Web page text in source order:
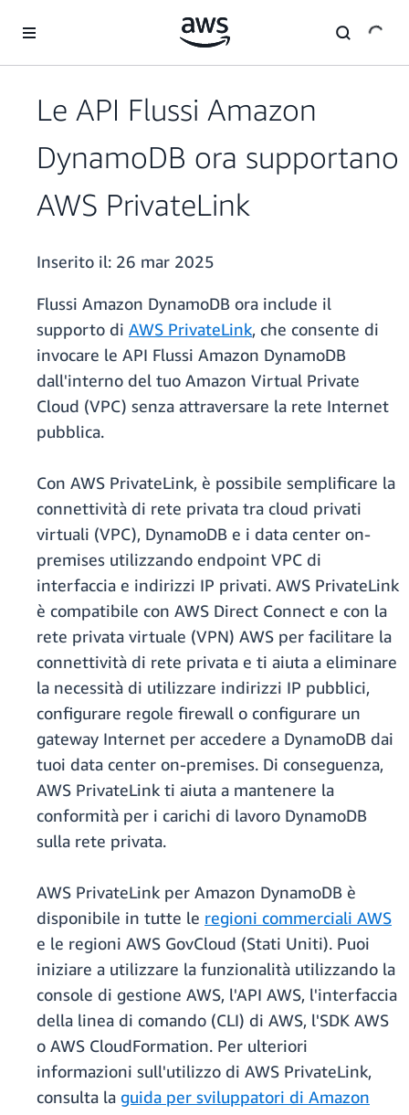
Le API Flussi Amazon
DynamoDB ora supportano
AWS PrivateLink
Inserito il: 26 mar 2025
Flussi Amazon DynamoDB ora include il
supporto di AWS PrivateLink, che consente di
invocare le API Flussi Amazon DynamoDB
dall'interno del tuo Amazon Virtual Private
Cloud (VPC) senza attraversare la rete Internet
pubblica.
Con AWS PrivateLink, è possibile semplificare la
connettività di rete privata tra cloud privati
virtuali (VPC), DynamoDB e i data center on-
premises utilizzando endpoint VPC di
interfaccia e indirizzi IP privati. AWS PrivateLink
è compatibile con AWS Direct Connect e con la
rete privata virtuale (VPN) AWS per facilitare la
connettività di rete privata e ti aiuta a eliminare
la necessità di utilizzare indirizzi IP pubblici,
configurare regole firewall o configurare un
gateway Internet per accedere a DynamoDB dai
tuoi data center on-premises. Di conseguenza,
AWS PrivateLink ti aiuta a mantenere la
conformità per i carichi di lavoro DynamoDB
sulla rete privata.
AWS PrivateLink per Amazon DynamoDB è
disponibile in tutte le regioni commerciali AWS
e le regioni AWS GovCloud (Stati Uniti). Puoi
iniziare a utilizzare la funzionalità utilizzando la
console di gestione AWS, l'API AWS, l'interfaccia
della linea di comando (CLI) di AWS, l'SDK AWS
o AWS CloudFormation. Per ulteriori
informazioni sull'utilizzo di AWS PrivateLink,
consulta la guida per sviluppatori di Amazon